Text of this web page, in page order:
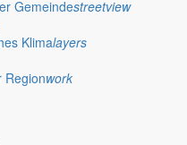
Gemeindestreetview
Klimalayers
Regionwork